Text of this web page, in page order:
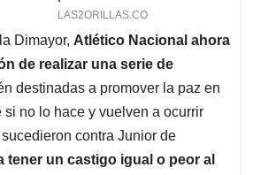
Dimayor, Atlético Nacional ahora
de realizar una serie de
destinadas a promover la paz en
si no lo hace y vuelven a ocurrir
contra Junior de
tener un castigo igual o peor al